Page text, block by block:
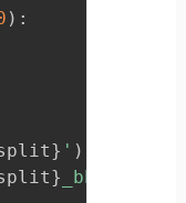
) :
} ' )
} _bbx_gt.txt'